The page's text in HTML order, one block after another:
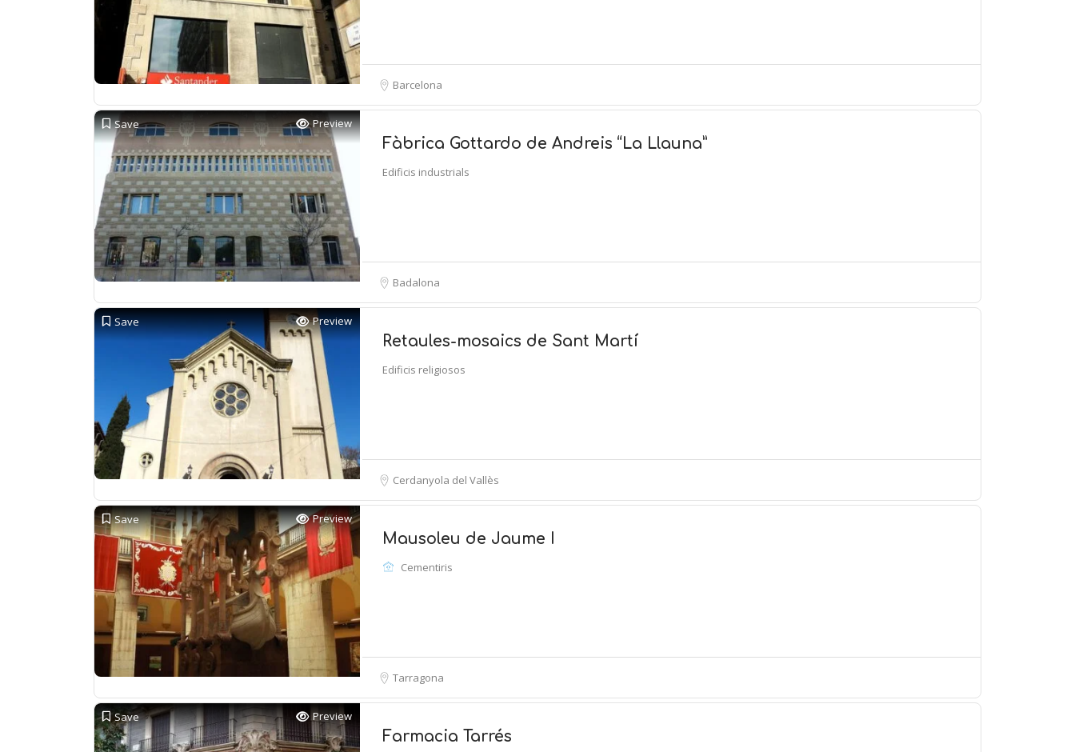
Barcelona
Save Preview
Fàbrica Gottardo de Andreis “La Llauna”
Edificis industrials
Badalona
Save Preview
Retaules-mosaics de Sant Martí
Edificis religiosos
Cerdanyola del Vallès
Save Preview
Mausoleu de Jaume I
Cementiris
Tarragona
Save Preview
Farmacia Tarrés